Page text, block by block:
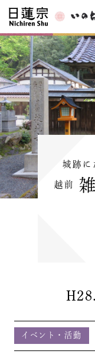
城跡に
越前
イベント・活動